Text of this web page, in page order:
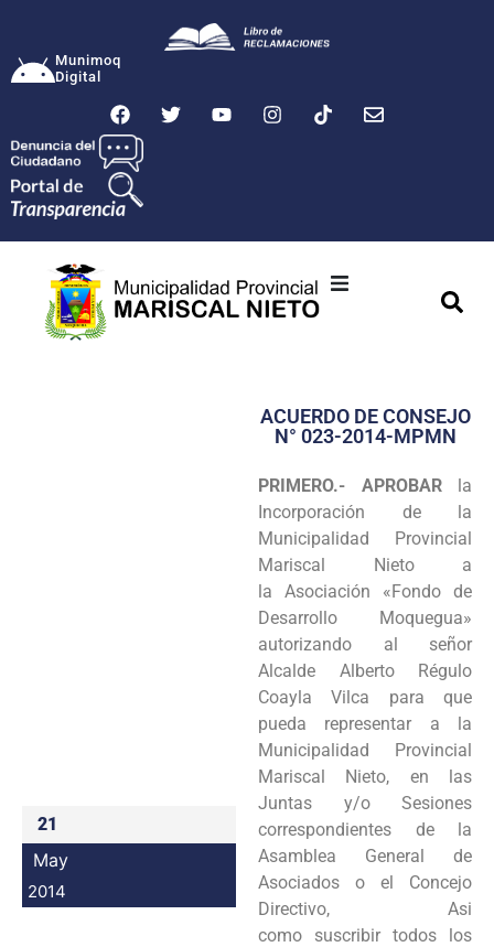
Munimoq
Digital
Transparencia
Programas
Intranet
21
May
2014
ACUERDO DE CONSEJO
N° 023-2014-MPMN
PRIMERO.- APROBARla
Incorporación de la
Municipalidad Provincial
Mariscal Nieto a
la Asociación «Fondo de
Desarrollo Moquegua»
autorizando al señor
Alcalde Alberto Régulo
CoaylaVilca para que
pueda representar a la
Municipalidad Provincial
Mariscal Nieto, en las
Juntas y/o Sesiones
correspondientes de la
Asamblea General de
Asociados o el Concejo
Directivo, Asi
como suscribir todos los